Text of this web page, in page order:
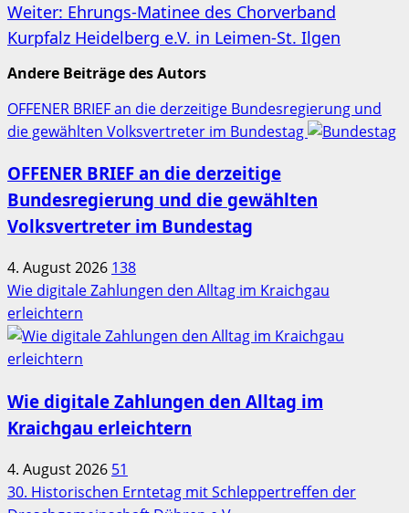
Weiter: Ehrungs-Matinee des Chorverband
Kurpfalz Heidelberg e.V. in Leimen-St. Ilgen
Andere Beiträge des Autors
OFFENER BRIEF an die derzeitige Bundesregierung und
die gewählten Volksvertreter im Bundestag
OFFENER BRIEF an die derzeitige
Bundesregierung und die gewählten
Volksvertreter im Bundestag
4. August 2026 138
Wie digitale Zahlungen den Alltag im Kraichgau
erleichtern
Wie digitale Zahlungen den Alltag im
Kraichgau erleichtern
4. August 2026 51
30. Historischen Erntetag mit Schleppertreffen der